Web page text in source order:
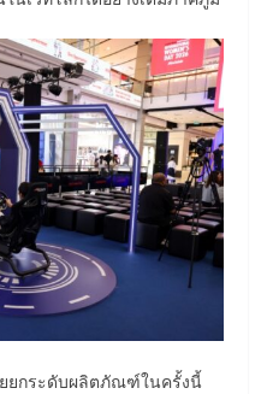
ยกระดับผลิตภัณฑ์ในครั้งนี้